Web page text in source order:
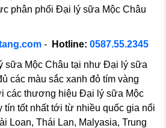
phân phối Đại lý sữa Mộc Châu
- Hotline: 0587.55.2345
sữa Mộc Châu tại như Đại lý sữa
các màu sắc xanh đỏ tím vàng
các thương hiệu Đại lý sữa Mộc
tín tốt nhất tới từ nhiều quốc gia nổi
Loan, Thái Lan, Malyasia, Trung